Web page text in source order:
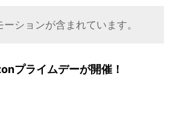
ションが含まれています。
プライムデーが開催！